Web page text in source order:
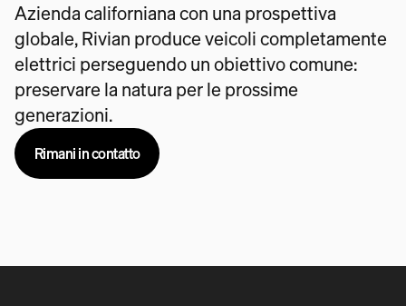
Azienda californiana con una prospettiva
globale, Rivian produce veicoli completamente
elettrici perseguendo un obiettivo comune:
preservare la natura per le prossime
generazioni.
Rimani in contatto